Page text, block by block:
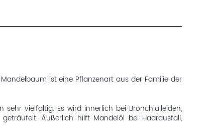
ist eine Pflanzenart aus der Familie der
vielfältig. Es wird innerlich bei Bronchialleiden,
Äußerlich hilft Mandelöl bei Haarausfall,